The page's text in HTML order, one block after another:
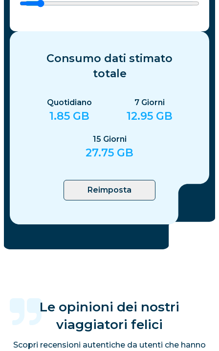
Consumo dati stimato
totale
Quotidiano
1.85 GB
7 Giorni
12.95 GB
15 Giorni
27.75 GB
Reimposta
Le opinioni dei nostri
viaggiatori felici
Scopri recensioni autentiche da utenti che hanno